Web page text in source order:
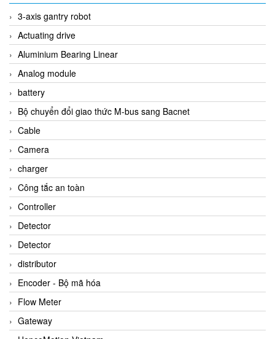
3-axis gantry robot
Actuating drive
Aluminium Bearing Linear
Analog module
battery
Bộ chuyển đổi giao thức M-bus sang Bacnet
Cable
Camera
charger
Công tắc an toàn
Controller
Detector
Detector
distributor
Encoder - Bộ mã hóa
Flow Meter
Gateway